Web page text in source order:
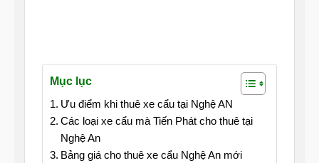
Mục lục
Ưu điểm khi thuê xe cẩu tại Nghệ AN
Các loại xe cẩu mà Tiến Phát cho thuê tại
Nghệ An
Bảng giá cho thuê xe cẩu Nghệ An mới